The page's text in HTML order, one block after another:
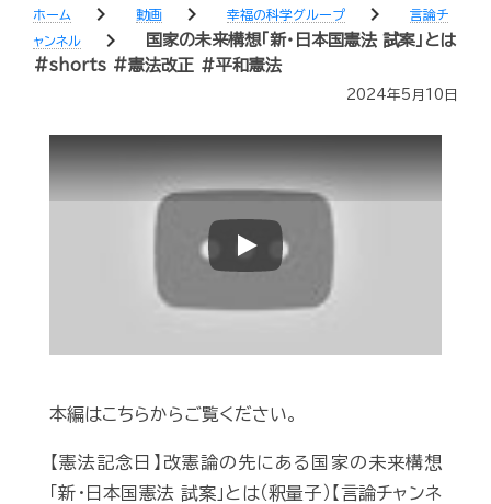
ホーム chevron_right 動画 chevron_right 幸福の科学グループ chevron_right
言論チ
ャンネル
chevron_right
国家の未来構想「新・日本国憲法 試案」とは
#shorts #憲法改正 ＃平和憲法
2024年5月10日
Play
本編はこちらからご覧ください。
【憲法記念日】改憲論の先にある国家の未来構想
「新・日本国憲法 試案」とは（釈量子）【言論チャンネ